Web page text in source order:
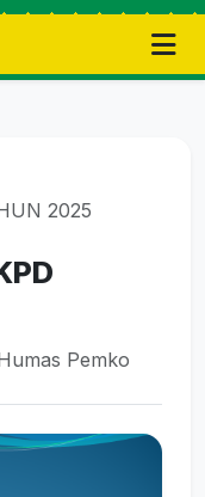
2025
Pemko